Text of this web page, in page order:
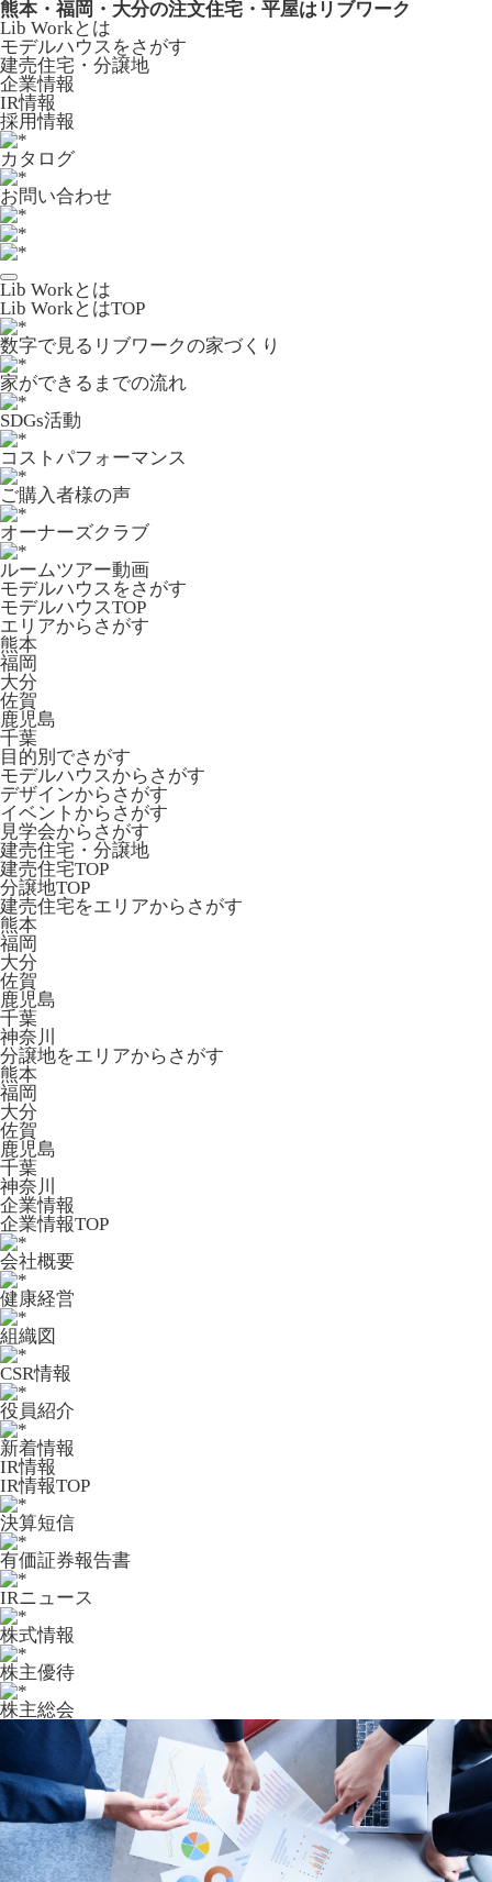
熊本・福岡・大分の注文住宅・平屋はリブワーク
Lib Workとは
モデルハウスをさがす
建売住宅・分譲地
企業情報
IR情報
採用情報
カタログ
お問い合わせ
Lib Workとは
Lib WorkとはTOP
数字で⾒るリブワークの家づくり
家ができるまでの流れ
SDGs活動
コストパフォーマンス
ご購入者様の声
オーナーズクラブ
ルームツアー動画
モデルハウスをさがす
モデルハウスTOP
エリアからさがす
熊本
福岡
大分
佐賀
鹿児島
千葉
目的別でさがす
モデルハウスからさがす
デザインからさがす
イベントからさがす
見学会からさがす
建売住宅・分譲地
建売住宅TOP
分譲地TOP
建売住宅をエリアからさがす
熊本
福岡
大分
佐賀
鹿児島
千葉
神奈川
分譲地をエリアからさがす
熊本
福岡
大分
佐賀
鹿児島
千葉
神奈川
企業情報
企業情報TOP
会社概要
健康経営
組織図
CSR情報
役員紹介
新着情報
IR情報
IR情報TOP
決算短信
有価証券報告書
IRニュース
株式情報
株主優待
株主総会